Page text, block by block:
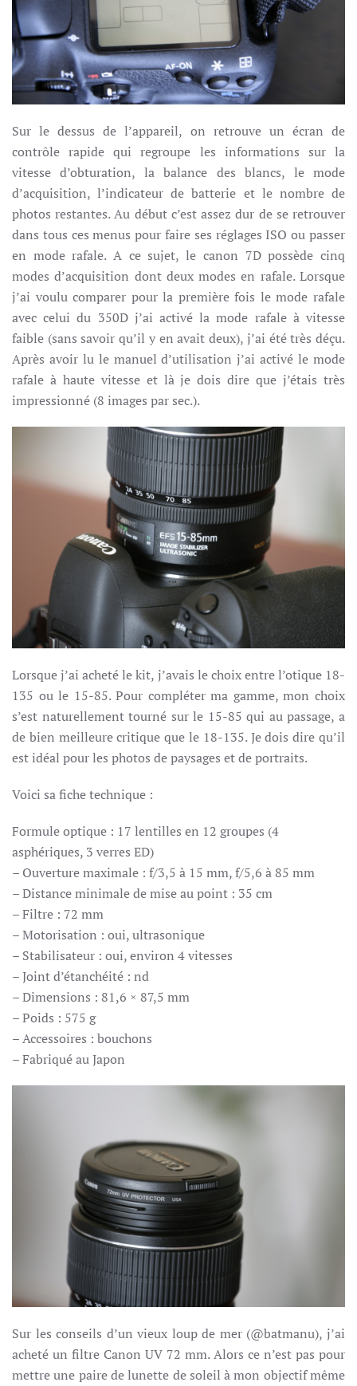
Sur le dessus de l’appareil, on retrouve un écran de
contrôle rapide qui regroupe les informations sur la
vitesse d’obturation, la balance des blancs, le mode
d’acquisition, l’indicateur de batterie et le nombre de
photos restantes. Au début c’est assez dur de se retrouver
dans tous ces menus pour faire ses réglages ISO ou passer
en mode rafale. A ce sujet, le canon 7D possède cinq
modes d’acquisition dont deux modes en rafale. Lorsque
j’ai voulu comparer pour la première fois le mode rafale
avec celui du 350D j’ai activé la mode rafale à vitesse
faible (sans savoir qu’il y en avait deux), j’ai été très déçu.
Après avoir lu le manuel d’utilisation j’ai activé le mode
rafale à haute vitesse et là je dois dire que j’étais très
impressionné (8 images par sec.).
Lorsque j’ai acheté le kit, j’avais le choix entre l’otique 18-
135 ou le 15-85. Pour compléter ma gamme, mon choix
s’est naturellement tourné sur le 15-85 qui au passage, a
de bien meilleure critique que le 18-135. Je dois dire qu’il
est idéal pour les photos de paysages et de portraits.
Voici sa fiche technique :
Formule optique : 17 lentilles en 12 groupes (4
asphériques, 3 verres ED)
– Ouverture maximale : f/3,5 à 15 mm, f/5,6 à 85 mm
– Distance minimale de mise au point : 35 cm
– Filtre : 72 mm
– Motorisation : oui, ultrasonique
– Stabilisateur : oui, environ 4 vitesses
– Joint d’étanchéité : nd
– Dimensions : 81,6 × 87,5 mm
– Poids : 575 g
– Accessoires : bouchons
– Fabriqué au Japon
Sur les conseils d’un vieux loup de mer (@batmanu), j’ai
acheté un filtre Canon UV 72 mm. Alors ce n’est pas pour
mettre une paire de lunette de soleil à mon objectif même